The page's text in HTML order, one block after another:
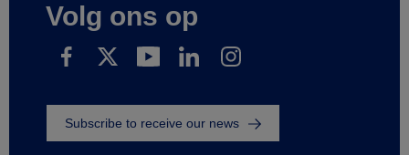
Volg ons op
Subscribe to receive our news